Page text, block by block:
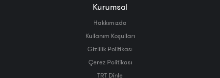
Kurumsal
Hakkımızda
Kullanım Koşulları
Gizlilik Politikası
Çerez Politikası
TRT Dinle